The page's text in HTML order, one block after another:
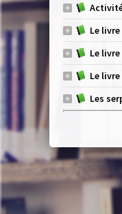
Le
Le
Le
Les